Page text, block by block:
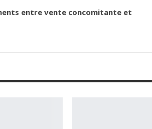
entre vente concomitante et